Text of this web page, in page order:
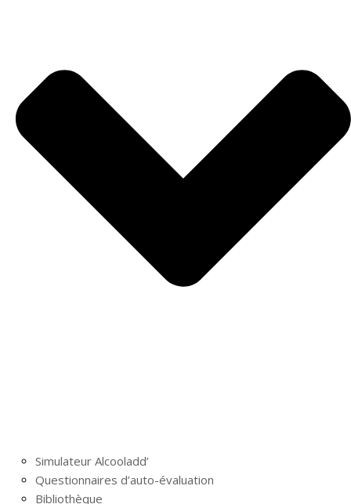
Simulateur Alcooladd’
Questionnaires d’auto-évaluation
Bibliothèque